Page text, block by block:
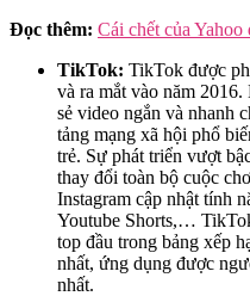
Đọc thêm: Cái chết của
TikTok: TikTok được
và ra mắt vào năm
sẻ video ngắn và nhanh
tảng mạng xã hội phổ
trẻ. Sự phát triển vượt
thay đổi toàn bộ cuộc
Instagram cập nhật tính
Youtube Shorts,…
top đầu trong bảng xếp
nhất, ứng dụng được
nhất.